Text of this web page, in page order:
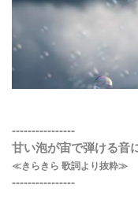
----------------
甘い泡が宙で弾ける音
≪きらきら 歌詞より抜粋≫
----------------